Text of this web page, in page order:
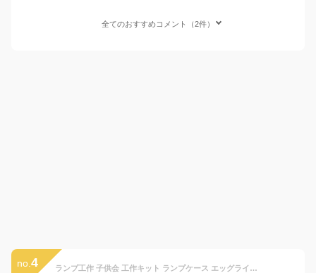
全てのおすすめコメント（2件）
no. 4 ランプ工作 子供会 工作キット ランプケース エッグライト(7色点灯)付 / クリスマス 介護 レクリエーション デイケア デイサービス 小学生 低学年 高学年 幼稚園 イベント ハロウィン 七色